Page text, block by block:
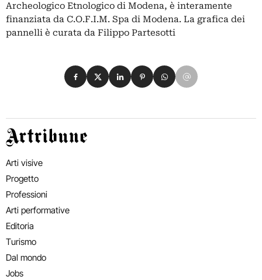
Archeologico Etnologico di Modena, è interamente
finanziata da C.O.F.I.M. Spa di Modena. La grafica dei
pannelli è curata da Filippo Partesotti
Condividi su Facebook
Condividi su X
Condividi su LinkedIn
Condividi su Pinterest
Condividi su WhatsApp
Condividi su Email
Artribune
Arti visive
Progetto
Professioni
Arti performative
Editoria
Turismo
Dal mondo
Jobs